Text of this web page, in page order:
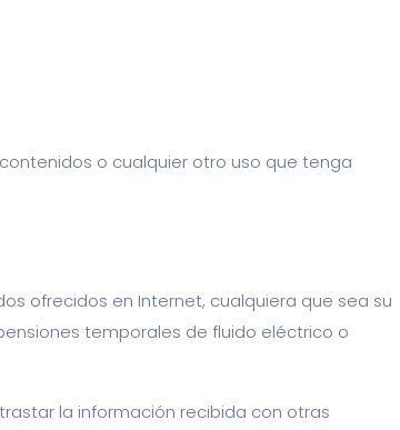
o cualquier otro uso que tenga
ofrecidos en Internet, cualquiera que sea su
temporales de fluido eléctrico o
la información recibida con otras